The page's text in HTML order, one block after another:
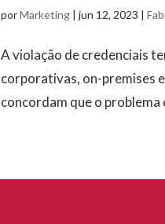
porMarketing |jun 12, 2023 |
A violação de credenciais
corporativas, on-premises
concordam que o problema